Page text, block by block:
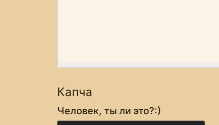
Капча
Человек, ты ли это?:)